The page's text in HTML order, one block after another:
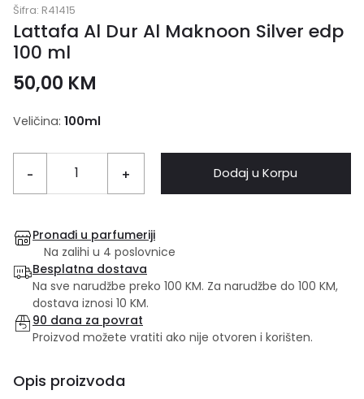
Šifra: R41415
Lattafa Al Dur Al Maknoon Silver edp
100 ml
50,00 KM
Veličina: 100ml
- + Dodaj u Korpu
Pronađi u parfumeriji
Na zalihi u 4 poslovnice
Besplatna dostava
Na sve narudžbe preko 100 KM. Za narudžbe do 100 KM,
dostava iznosi 10 KM.
90 dana za povrat
Proizvod možete vratiti ako nije otvoren i korišten.
Opis proizvoda